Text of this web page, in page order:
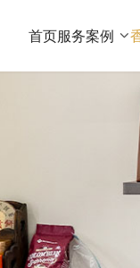
首页服务案例